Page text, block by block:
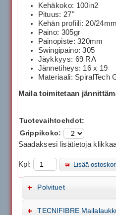
Kehäkoko: 100in2
Pituus: 27"
Kehän profiili: 20/24mm
Paino: 305gr
Painopiste: 320mm
Swingipaino: 305
Jäykkyys: 69 RA
Jännetiheys: 16 x 19
Materiaali: SpiralTech
Maila toimitetaan
Tuotevaihtoehdot:
Grippikoko:
Saadaksesi lisätietoja
Kpl: Lisää
Polvituet
TECNIFIBRE